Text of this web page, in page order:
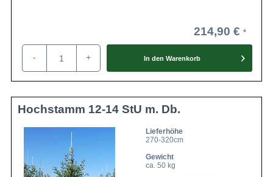
214,90 €
- + In den Warenkorb
Hochstamm 12-14 StU m. Db.
Lieferhöhe
270-320cm
Gewicht
ca. 50 kg